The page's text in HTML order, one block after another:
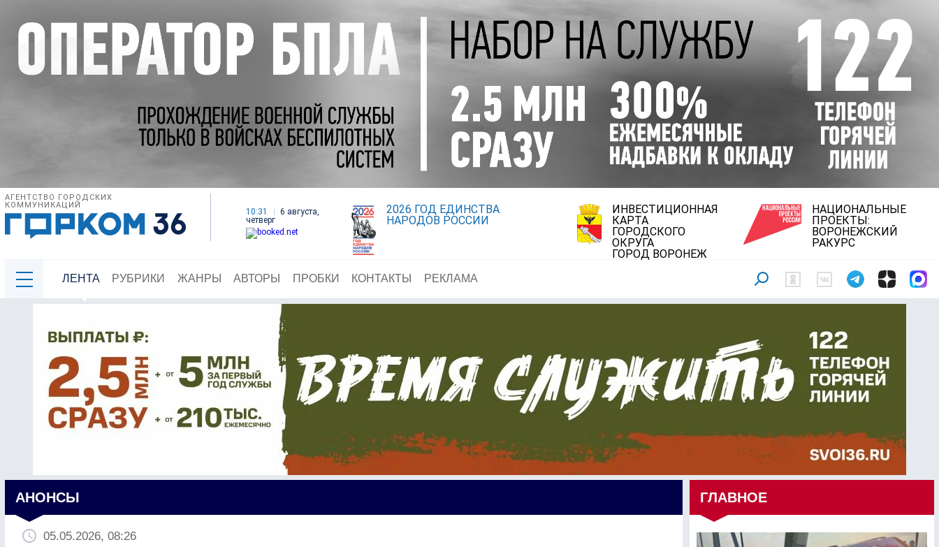
АГЕНТСТВО ГОРОДСКИХ
КОММУНИКАЦИЙ
10:31
6 августа,
четверг
2026 ГОД ЕДИНСТВА
НАРОДОВ РОССИИ
ИНВЕСТИЦИОННАЯ
КАРТА
ГОРОДСКОГО
ОКРУГА
ГОРОД ВОРОНЕЖ
НАЦИОНАЛЬНЫЕ
ПРОЕКТЫ:
ВОРОНЕЖСКИЙ
РАКУРС
ЛЕНТА РУБРИКИ ЖАНРЫ АВТОРЫ ПРОБКИ КОНТАКТЫ РЕКЛАМА
АНОНСЫ
05.05.2026, 08:26
ГЛАВНОЕ